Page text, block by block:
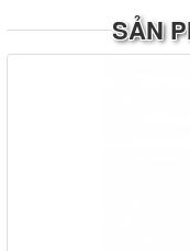
SẢN